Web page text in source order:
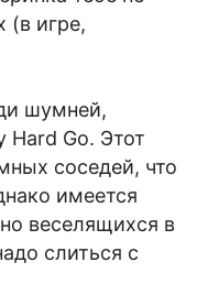
(в игре,
шумней,
Hard Go. Этот
соседей, что
имеется
веселящихся в
слиться с